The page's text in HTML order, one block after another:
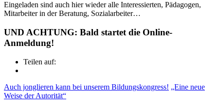
Eingeladen sind auch hier wieder alle Interessierten, Pädagogen,
Mitarbeiter in der Beratung, Sozialarbeiter…
UND ACHTUNG: Bald startet die Online-
Anmeldung!
Teilen auf:
Auch jonglieren kann bei unserem Bildungskongress! „Eine neue
Weise der Autorität“